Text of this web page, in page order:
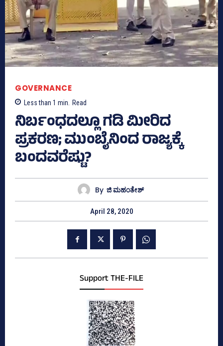
GOVERNANCE
Less than 1 min. Read
ನಿರ್ಬಂಧದಲ್ಲೂ ಗಡಿ ಮೀರಿದ
ಪ್ರಕರಣ; ಮುಂಬೈನಿಂದ ರಾಜ್ಯಕ್ಕೆ
ಬಂದವರೆಷ್ಟು?
By ಜಿ ಮಹಂತೇಶ್
April 28, 2020
Support THE-FILE